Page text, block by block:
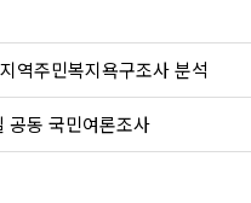
역주민복지욕구조사 분석
공동 국민여론조사